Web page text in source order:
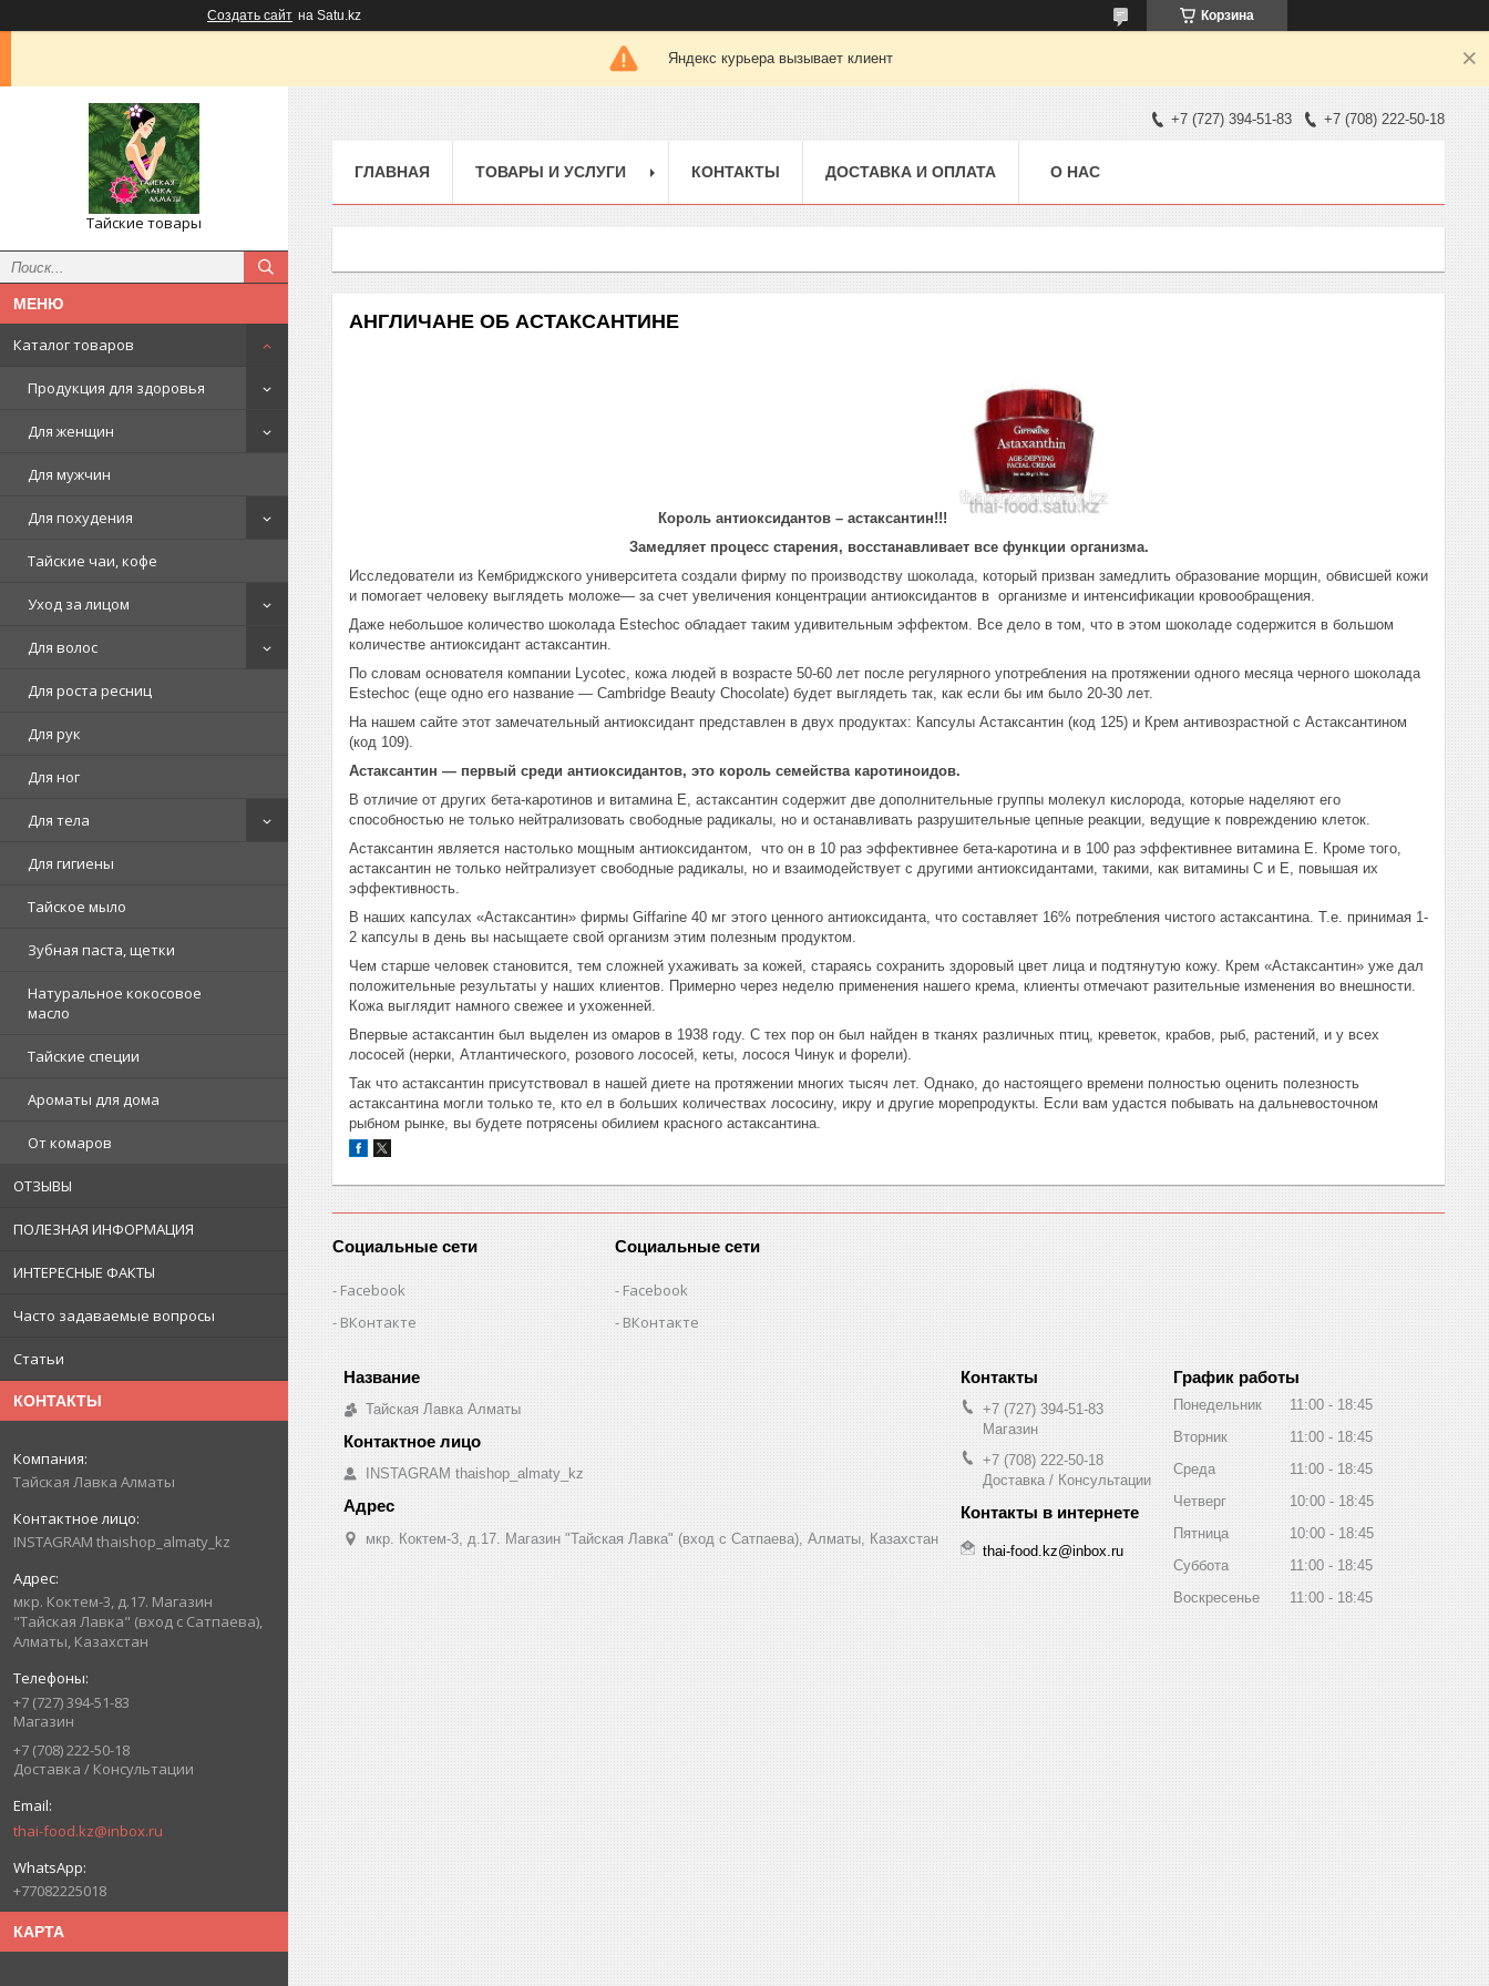
Создать сайт на Satu.kz Корзина
Яндекс курьера вызывает клиент
Тайские товары
Каталог товаров
Продукция для здоровья
Для женщин
Для мужчин
Для похудения
Тайские чаи, кофе
Уход за лицом
Для волос
Для роста ресниц
Для рук
Для ног
Для тела
Для гигиены
Тайское мыло
Зубная паста, щетки
Натуральное кокосовое
масло
Тайские специи
Ароматы для дома
От комаров
ОТЗЫВЫ
ПОЛЕЗНАЯ ИНФОРМАЦИЯ
ИНТЕРЕСНЫЕ ФАКТЫ
Часто задаваемые вопросы
Статьи
КОНТАКТЫ
Тайская Лавка Алматы
INSTAGRAM thaishop_almaty_kz
мкр. Коктем-3, д.17. Магазин
"Тайская Лавка" (вход с Сатпаева),
Алматы, Казахстан
+7 (727) 394-51-83
Магазин
+7 (708) 222-50-18
Доставка / Консультации
thai-food.kz@inbox.ru
+77082225018
КАРТА
+7 (727) 394-51-83 +7 (708) 222-50-18
ГЛАВНАЯ ТОВАРЫ И УСЛУГИ КОНТАКТЫ ДОСТАВКА И ОПЛАТА О НАС
АНГЛИЧАНЕ ОБ АСТАКСАНТИНЕ
Король антиоксидантов – астаксантин!!!
Замедляет процесс старения, восстанавливает все функции организма.
Исследователи из Кембриджского университета создали фирму по производству шоколада, который призван замедлить образование морщин, обвисшей кожи
и помогает человеку выглядеть моложе— за счет увеличения концентрации антиоксидантов в организме и интенсификации кровообращения.
Даже небольшое количество шоколада Estechoc обладает таким удивительным эффектом. Все дело в том, что в этом шоколаде содержится в большом
количестве антиоксидант астаксантин.
По словам основателя компании Lycotec, кожа людей в возрасте 50-60 лет после регулярного употребления на протяжении одного месяца черного шоколада
Estechoc (еще одно его название ― Cambridge Beauty Chocolate) будет выглядеть так, как если бы им было 20-30 лет.
На нашем сайте этот замечательный антиоксидант представлен в двух продуктах: Капсулы Астаксантин (код 125) и Крем антивозрастной с Астаксантином
(код 109).
Астаксантин ― первый среди антиоксидантов, это король семейства каротиноидов.
В отличие от других бета-каротинов и витамина E, астаксантин содержит две дополнительные группы молекул кислорода, которые наделяют его
способностью не только нейтрализовать свободные радикалы, но и останавливать разрушительные цепные реакции, ведущие к повреждению клеток.
Астаксантин является настолько мощным антиоксидантом, что он в 10 раз эффективнее бета-каротина и в 100 раз эффективнее витамина E. Кроме того,
астаксантин не только нейтрализует свободные радикалы, но и взаимодействует с другими антиоксидантами, такими, как витамины C и E, повышая их
эффективность.
В наших капсулах «Астаксантин» фирмы Giffarine 40 мг этого ценного антиоксиданта, что составляет 16% потребления чистого астаксантина. Т.е. принимая 1-
2 капсулы в день вы насыщаете свой организм этим полезным продуктом.
Чем старше человек становится, тем сложней ухаживать за кожей, стараясь сохранить здоровый цвет лица и подтянутую кожу. Крем «Астаксантин» уже дал
положительные результаты у наших клиентов. Примерно через неделю применения нашего крема, клиенты отмечают разительные изменения во внешности.
Кожа выглядит намного свежее и ухоженней.
Впервые астаксантин был выделен из омаров в 1938 году. С тех пор он был найден в тканях различных птиц, креветок, крабов, рыб, растений, и у всех
лососей (нерки, Атлантического, розового лососей, кеты, лосося Чинук и форели).
Так что астаксантин присутствовал в нашей диете на протяжении многих тысяч лет. Однако, до настоящего времени полностью оценить полезность
астаксантина могли только те, кто ел в больших количествах лососину, икру и другие морепродукты. Если вам удастся побывать на дальневосточном
рыбном рынке, вы будете потрясены обилием красного астаксантина.
Социальные сети
Facebook
ВКонтакте
Социальные сети
Facebook
ВКонтакте
Тайская Лавка Алматы
INSTAGRAM thaishop_almaty_kz
мкр. Коктем-3, д.17. Магазин "Тайская Лавка" (вход с Сатпаева), Алматы, Казахстан
+7 (727) 394-51-83
Магазин
+7 (708) 222-50-18
Доставка / Консультации
thai-food.kz@inbox.ru
График работы
Понедельник 11:00
18:45
Вторник
11:00
18:45
Среда
11:00
18:45
Четверг
10:00
18:45
Пятница
10:00
18:45
Суббота
11:00
18:45
Воскресенье
11:00 18:45